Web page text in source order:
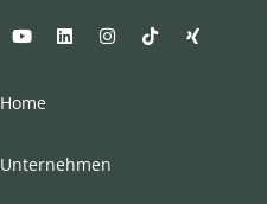
Home
Unternehmen